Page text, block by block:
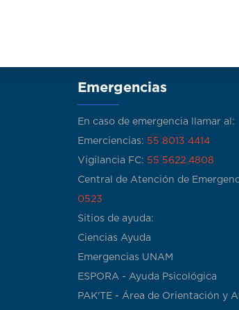
Emergencias
En caso de emergencia llamar al:
Emerciencias: 55 8013 4414
Vigilancia FC: 55 5622 4808
Central de Atención de
0523
Sitios de ayuda:
Ciencias Ayuda
Emergencias UNAM
ESPORA - Ayuda Psicológica
PAK'TE - Área de Orientación y